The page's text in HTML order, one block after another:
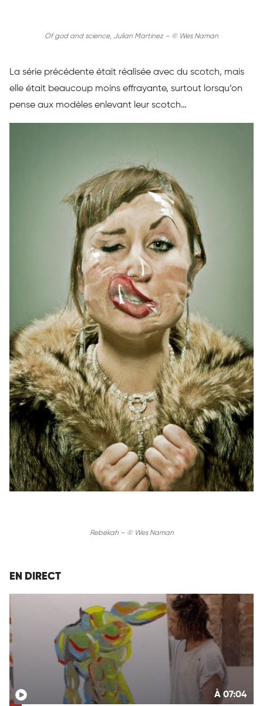
Of god and science, Julian Martinez – © Wes Naman
La série précédente était réalisée avec du scotch, mais
elle était beaucoup moins effrayante, surtout lorsqu’on
pense aux modèles enlevant leur scotch…
Rebekah – © Wes Naman
EN DIRECT
À 07:04